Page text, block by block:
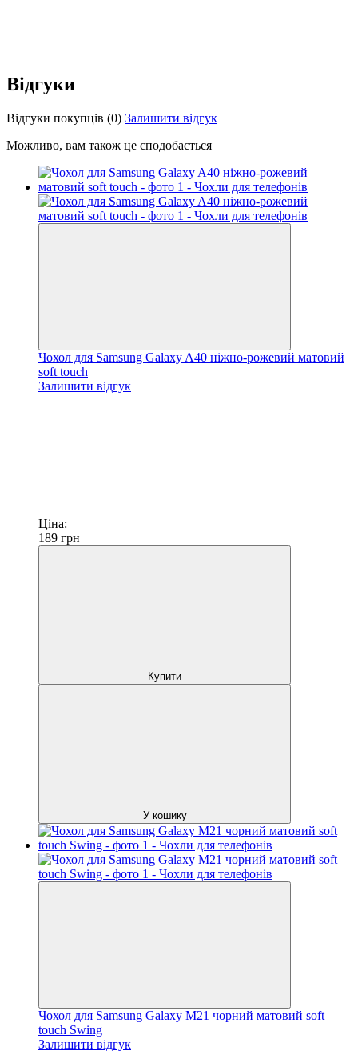
Відгуки
Відгуки покупців (0) Залишити відгук
Можливо, вам також це сподобається
Чохол для Samsung Galaxy A40 ніжно-рожевий матовий
soft touch
Залишити відгук
Ціна:
189 грн
Купити
У кошику
Чохол для Samsung Galaxy M21 чорний матовий soft
touch Swing
Залишити відгук